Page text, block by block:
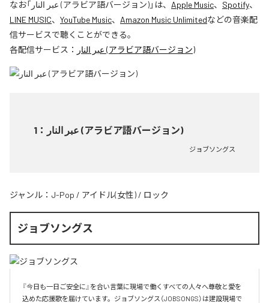
なお「 عبر النار (アラビア語バージョン)」は、 Apple Music、 Spotify、
LINE MUSIC、 YouTube Music、 Amazon Music Unlimitedなどの音楽配
信サービスで聴くことができる。
各配信サービス：
عبر النار (アラビア語バージョン)
1 ： عبر النار (アラビア語バージョン)
ジョブソングス
ジャンル： J-Pop / アイドル(女性) / ロック
ジョブソングス
『今日も一日ご安全に』を合い言葉に現場で働くすべての人々へ尊敬と愛を
込めた応援歌を届けています。ジョブソングス（JOBSONGS）は建設現場で